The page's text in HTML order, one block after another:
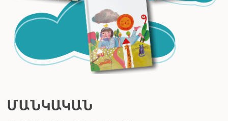
ՊԱՈԼՈ ՍՈՐԵՆՏԻՆՈ
Բոլորն իրավացի են